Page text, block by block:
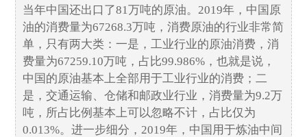
当年中国还出口了81万吨的原油。2019年，中国原
油的消费量为67268.3万吨，消费原油的行业非常简
单，只有两大类：一是，工业行业的原油消费，消
费量为67259.10万吨，占比99.986%，也就是说，
中国的原油基本上全部用于工业行业的消费；二
是，交通运输、仓储和邮政业行业，消费量为9.2万
吨，所占比例基本上可以忽略不计，占比仅为
0.013%。进一步细分，2019年，中国用于炼油中间